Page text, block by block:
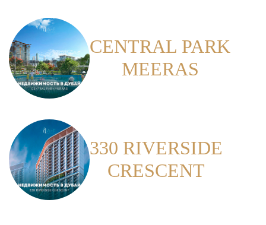
CENTRAL PARK
MEERAS
330 RIVERSIDE
CRESCENT